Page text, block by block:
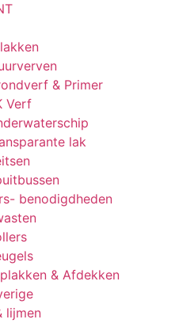
& Primer
Verf
lak
benodigdheden
& Afdekken
lijmen